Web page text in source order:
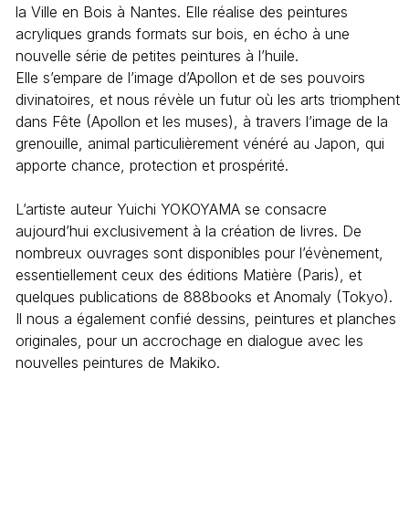
la Ville en Bois à Nantes. Elle réalise des peintures
acryliques grands formats sur bois, en écho à une
nouvelle série de petites peintures à l’huile.
Elle s’empare de l’image d’Apollon et de ses pouvoirs
divinatoires, et nous révèle un futur où les arts triomphent
dans Fête (Apollon et les muses), à travers l’image de la
grenouille, animal particulièrement vénéré au Japon, qui
apporte chance, protection et prospérité.
L’artiste auteur Yuichi YOKOYAMA se consacre
aujourd’hui exclusivement à la création de livres. De
nombreux ouvrages sont disponibles pour l’évènement,
essentiellement ceux des éditions Matière (Paris), et
quelques publications de 888books et Anomaly (Tokyo).
Il nous a également confié dessins, peintures et planches
originales, pour un accrochage en dialogue avec les
nouvelles peintures de Makiko.